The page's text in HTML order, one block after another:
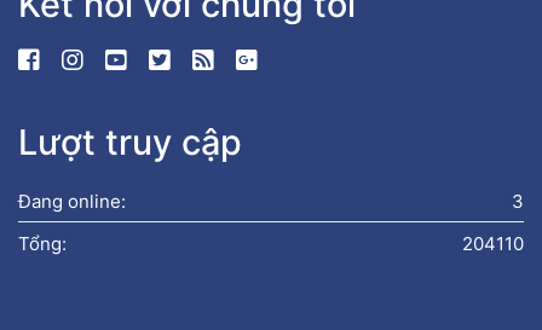
Lượt truy cập
3
Đang online:
204110
Tổng: